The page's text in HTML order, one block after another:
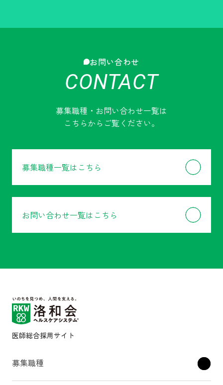
洛和会音羽リハビリテーション病院 医師採用サ
イトをリニューアルしました
お問い合わせ
CONTACT
募集職種・お問い合わせ一覧は
こちらからご覧ください。
募集職種一覧はこちら
お問い合わせ一覧はこちら
医師総合採用サイト
募集職種